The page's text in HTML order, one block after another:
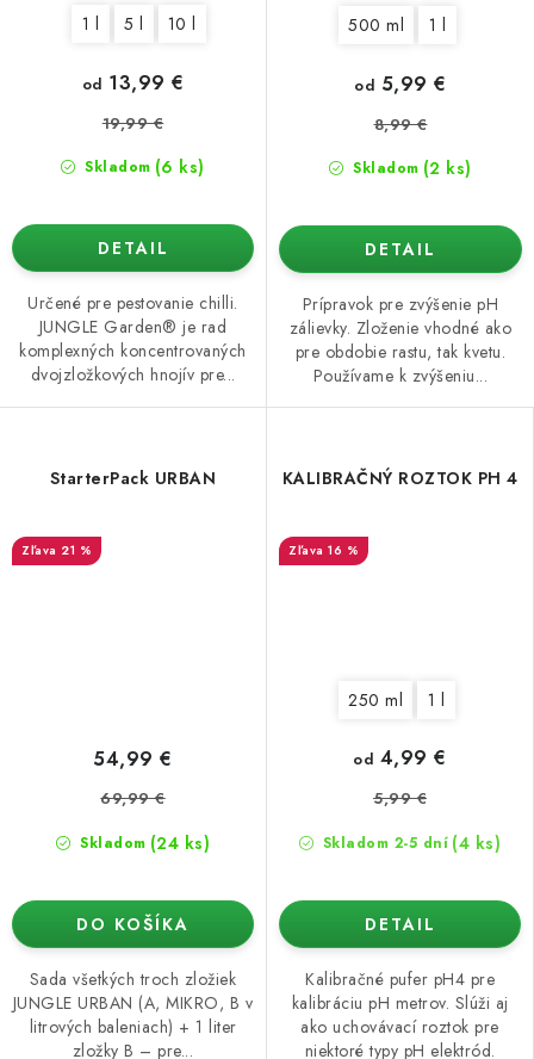
1 l 5 l 10 l
Skladom (6 ks)
od 13,99 €
19,99 €
DETAIL
Určené pre pestovanie chilli.
JUNGLE Garden® je rad
komplexných koncentrovaných
dvojzložkových hnojív pre...
500 ml 1 l
Skladom (2 ks)
od 5,99 €
8,99 €
DETAIL
Prípravok pre zvýšenie pH
zálievky. Zloženie vhodné ako
pre obdobie rastu, tak kvetu.
Používame k zvýšeniu...
StarterPack URBAN
21 %
Skladom (24 ks)
54,99 €
69,99 €
DO KOŠÍKA
Sada všetkých troch zložiek
JUNGLE URBAN (A, MIKRO, B v
litrových baleniach) + 1 liter
zložky B – pre...
KALIBRAČNÝ ROZTOK PH 4
16 %
250 ml 1 l
Skladom 2-5 dní (4 ks)
od 4,99 €
5,99 €
DETAIL
Kalibračné pufer pH4 pre
kalibráciu pH metrov. Slúži aj
ako uchovávací roztok pre
niektoré typy pH elektród.